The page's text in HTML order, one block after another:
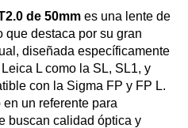
de 50mm es una lente de
que destaca por su gran
diseñada específicamente
L como la SL, SL1, y
con la Sigma FP y FP L.
un referente para
buscan calidad óptica y